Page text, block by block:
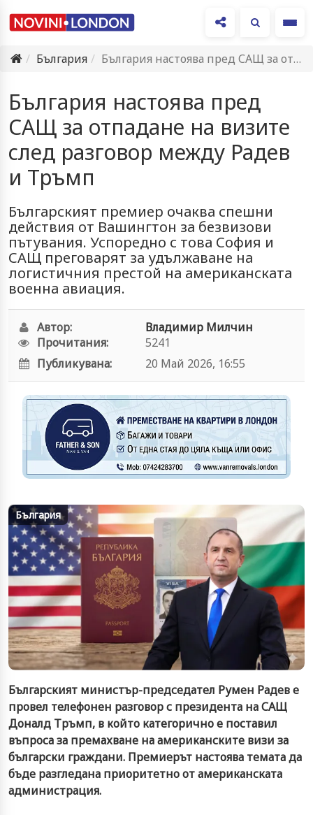
България
България настоява пред САЩ за отпадане на визите след разговор…
България настоява пред
САЩ за отпадане на визите
след разговор между Радев
и Тръмп
Българският премиер очаква спешни
действия от Вашингтон за безвизови
пътувания. Успоредно с това София и
САЩ преговарят за удължаване на
логистичния престой на американската
военна авиация.
Автор:
Владимир Милчин
Прочитания:
5241
Публикувана:
20 Май 2026, 16:55
България
Българският министър-председател Румен Радев е
провел телефонен разговор с президента на САЩ
Доналд Тръмп, в който категорично е поставил
въпроса за премахване на американските визи за
български граждани. Премиерът настоява темата да
бъде разгледана приоритетно от американската
администрация.